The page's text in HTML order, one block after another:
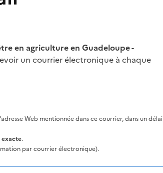
en agriculture en Guadeloupe -
un courrier électronique à chaque
Web mentionnée dans ce courrier, dans un délai
exacte.
par courrier électronique).